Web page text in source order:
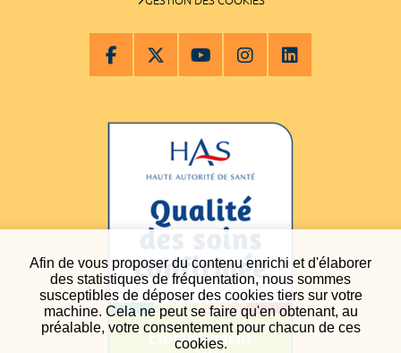
Afin de vous proposer du contenu enrichi et d'élaborer
des statistiques de fréquentation, nous sommes
susceptibles de déposer des cookies tiers sur votre
machine. Cela ne peut se faire qu'en obtenant, au
préalable, votre consentement pour chacun de ces
cookies.